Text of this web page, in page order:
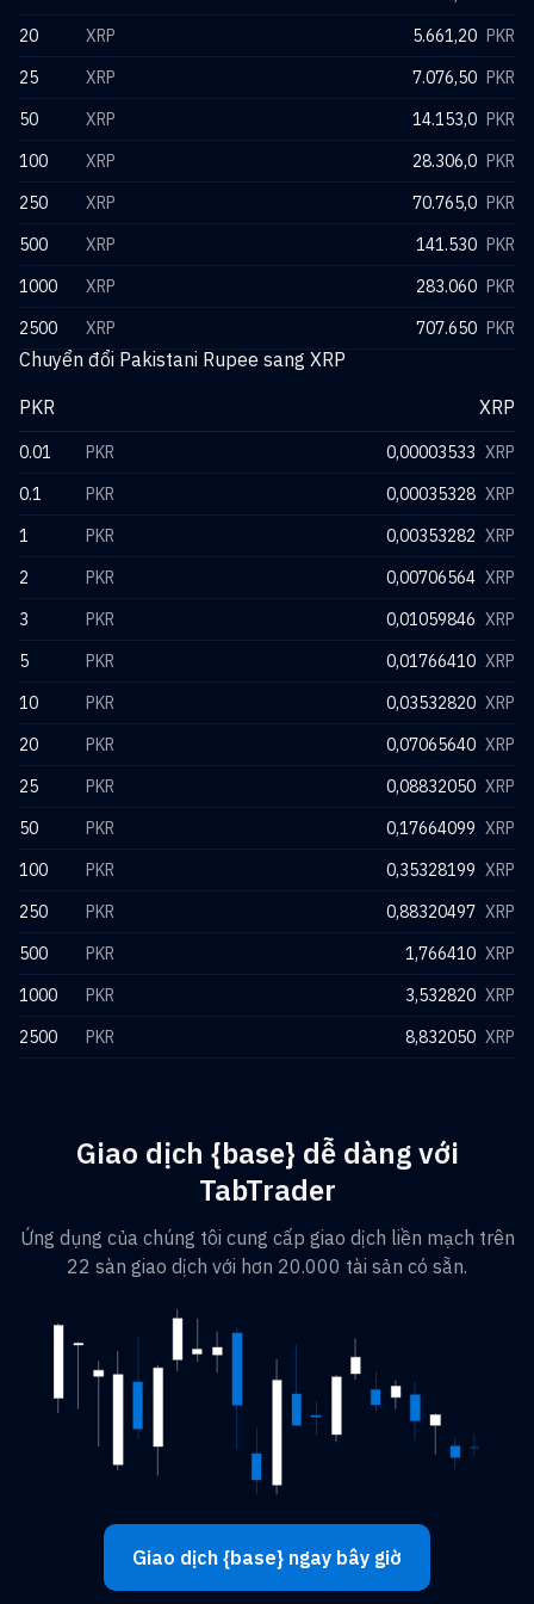
20
XRP 5.661,20 PKR
25
XRP 7.076,50 PKR
50
XRP 14.153,0 PKR
100
XRP 28.306,0 PKR
250
XRP 70.765,0 PKR
500
XRP 141.530 PKR
1000
XRP 283.060 PKR
2500
XRP 707.650 PKR
Chuyển đổi Pakistani Rupee sang XRP
PKR
XRP
0.01 PKR 0,00003533 XRP
0.1
PKR 0,00035328 XRP
1
PKR 0,00353282 XRP
2
PKR 0,00706564 XRP
3
PKR 0,01059846 XRP
5
PKR 0,01766410 XRP
10
PKR 0,03532820 XRP
20
PKR 0,07065640 XRP
25
PKR 0,08832050 XRP
50
PKR 0,17664099 XRP
100
PKR 0,35328199 XRP
250
PKR 0,88320497 XRP
500
PKR 1,766410 XRP
1000
PKR 3,532820 XRP
2500
PKR 8,832050 XRP
Giao dịch {base} dễ dàng với
TabTrader
Ứng dụng của chúng tôi cung cấp giao dịch liền mạch trên
22 sàn giao dịch với hơn 20.000 tài sản có sẵn.
Giao dịch {base} ngay bây giờ